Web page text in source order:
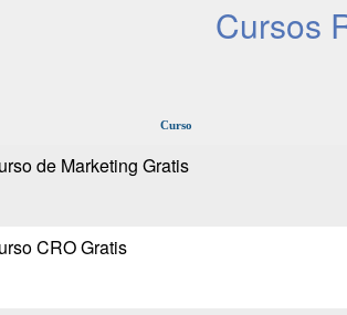
Cursos
Curso
de Marketing Gratis
CRO Gratis